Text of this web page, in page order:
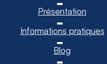
Présentation
Informations pratiques
Blog